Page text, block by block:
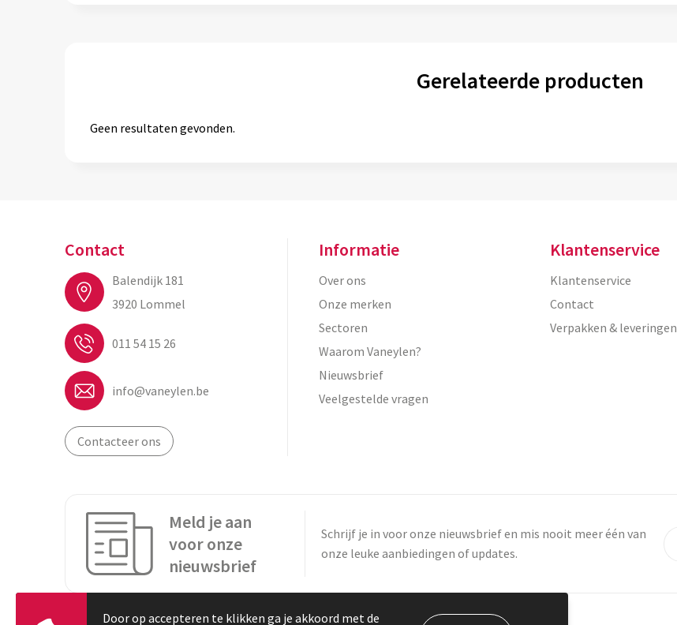
Gerelateerde producten
Geen resultaten gevonden.
Contact
Balendijk 181
3920 Lommel
011 54 15 26
info@vaneylen.be
Contacteer ons
Informatie
Over ons
Onze merken
Sectoren
Waarom Vaneylen?
Nieuwsbrief
Veelgestelde vragen
Klantenservice
Klantenservice
Contact
Verpakken & leveringen
Meld je aan
voor onze
nieuwsbrief
Schrijf je in voor onze nieuwsbrief en mis nooit meer één van
onze leuke aanbiedingen of updates.
Door op accepteren te klikken ga je akkoord met de